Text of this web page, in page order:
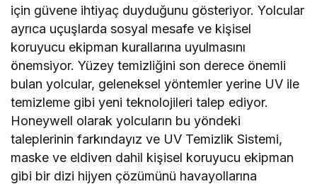
için güvene ihtiyaç duyduğunu gösteriyor. Yolcular
ayrıca uçuşlarda sosyal mesafe ve kişisel
koruyucu ekipman kurallarına uyulmasını
önemsiyor. Yüzey temizliğini son derece önemli
bulan yolcular, geleneksel yöntemler yerine UV ile
temizleme gibi yeni teknolojileri talep ediyor.
Honeywell olarak yolcuların bu yöndeki
taleplerinin farkındayız ve UV Temizlik Sistemi,
maske ve eldiven dahil kişisel koruyucu ekipman
gibi bir dizi hijyen çözümünü havayollarına